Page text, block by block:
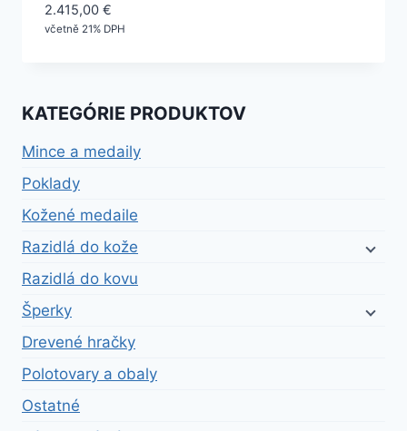
2.415,00 €
včetně 21% DPH
KATEGÓRIE PRODUKTOV
Mince a medaily
Poklady
Kožené medaile
Razidlá do kože
Razidlá do kovu
Šperky
Drevené hračky
Polotovary a obaly
Ostatné